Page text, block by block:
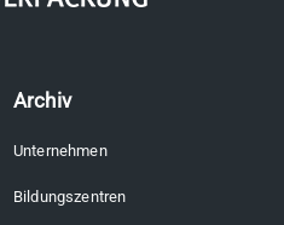
Archiv
Unternehmen
Bildungszentren